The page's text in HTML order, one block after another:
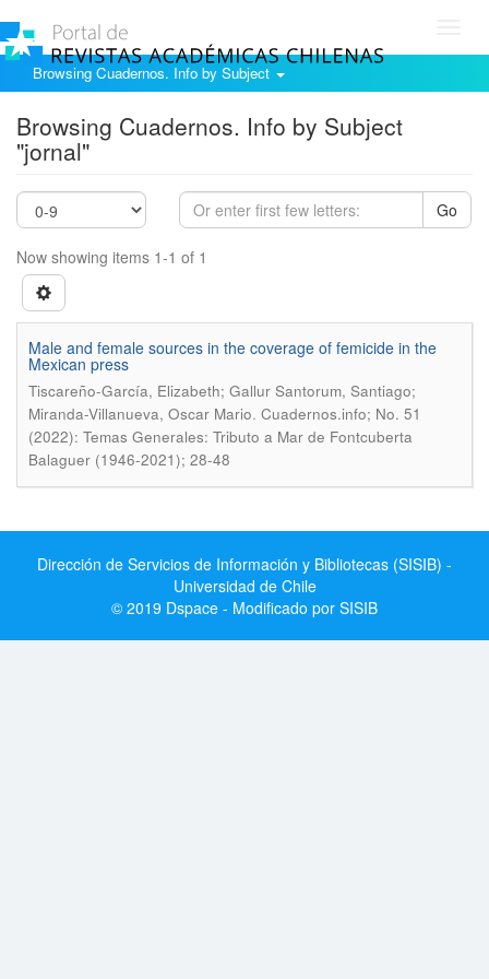
Browsing Cuadernos. Info by Subject
Browsing Cuadernos. Info by Subject
"jornal"
Go
Now showing items 1-1 of 1
Male and female sources in the coverage of femicide in the
Mexican press
Tiscareño-García, Elizabeth; Gallur Santorum, Santiago;
Miranda-Villanueva, Oscar Mario. Cuadernos.info; No. 51
(2022): Temas Generales: Tributo a Mar de Fontcuberta
Balaguer (1946-2021); 28-48
Dirección de Servicios de Información y Bibliotecas (SISIB) -
Universidad de Chile
© 2019 Dspace - Modificado por SISIB